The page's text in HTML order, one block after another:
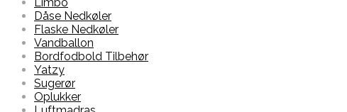
Dåse Nedkøler
Flaske Nedkøler
Vandballon
Bordfodbold Tilbehør
Yatzy
Sugerør
Oplukker